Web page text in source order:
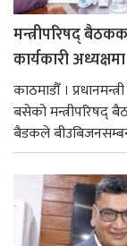
मन्त्रीपरिषद्
कार्यकारी
काठमाडौँ ।
बसेको मन्त्रीपरिषद्
बैडकले